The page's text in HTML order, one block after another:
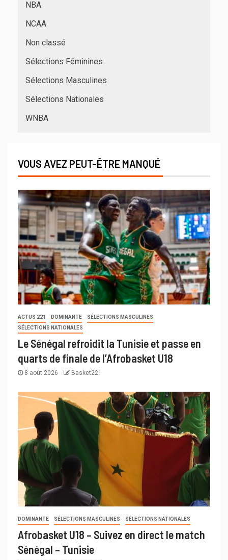
NBA
NCAA
Non classé
Sélections Féminines
Sélections Masculines
Sélections Nationales
WNBA
VOUS AVEZ PEUT-ÊTRE MANQUÉ
ACTUS 221 DOMINANTE
SÉLECTIONS MASCULINES
SÉLECTIONS NATIONALES
Le Sénégal refroidit la Tunisie et passe en
quarts de finale de l’Afrobasket U18
8 août 2026 Basket221
DOMINANTE SÉLECTIONS MASCULINES SÉLECTIONS NATIONALES
Afrobasket U18 – Suivez en direct le match
Sénégal – Tunisie